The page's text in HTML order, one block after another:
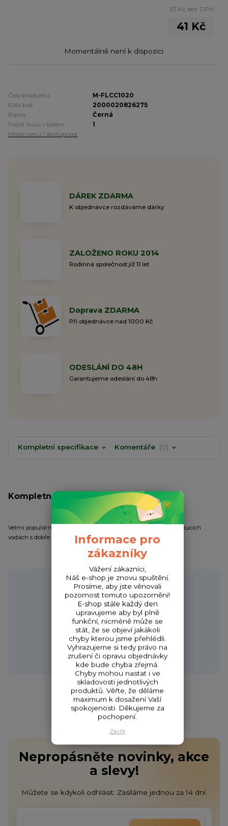
41 Kč
33 Kč bez DPH
Momentálně není k dispozici
Číslo produktu:
M-FLCC1020
EAN kód:
2000020826275
Barva:
Černá
Počet kusů v balení:
1
Hlídat cenu / dostupnost
DÁREK ZDARMA
K objednávce rozdáváme dárky
ZALOŽENO ROKU 2014
Rodinná společnost již 11 let
Doprava ZDARMA
Při objednávce nad 1000 Kč
ODESLÁNÍ DO 48H
Garantujeme odeslání do 48h
Kompletní specifikace Komentáře 0
Kompletní specifikace
Velmi populární tvar splávku pro lov na stojatých a mírně tekoucích
vodách s dobře viditelnou, avšak velmi citlivou anténkou.
Potřebujete poradit?
Zákaznická podpora HONZA
+420 720 256 434
(Po-Čt 9-17 hod.,Pá 9-18 hod.)
obchod@fishcom.cz
Nepropásněte novinky, akce
a slevy!
Můžete se kdykoli odhlásit. Zasíláme jednou za 14 dní.
Informace pro
zákazníky
Vážení zákazníci,
Náš e-shop je znovu spuštění.
Prosíme, aby jste věnovali
pozornost tomuto upozornění!
E-shop stále každý den
upravujeme aby byl plně
funkční, nicméně může se
stát, že se objeví jakákoli
chyby kterou jsme přehlédli.
Vyhrazujeme si tedy právo na
zrušení či opravu objednávky
kde bude chyba zřejmá.
Chyby mohou nastat i ve
skladovosti jednotlivých
produktů. Věřte, že děláme
maximum k dosažení Vaší
spokojenosti. Děkujeme za
pochopení.
Zavřít